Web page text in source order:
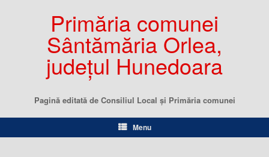
Primăria comunei
Sântămăria Orlea,
județul Hunedoara
Pagină editată de Consiliul Local şi Primăria comunei
Menu